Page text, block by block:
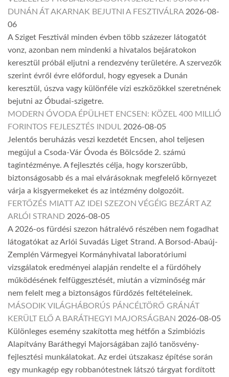
DUNÁN ÁT AKARNAK BEJUTNI A FESZTIVÁLRA 2026-08-
06
A Sziget Fesztivál minden évben több százezer látogatót
vonz, azonban nem mindenki a hivatalos bejáratokon
keresztül próbál eljutni a rendezvény területére. A szervezők
szerint évről évre előfordul, hogy egyesek a Dunán
keresztül, úszva vagy különféle vízi eszközökkel szeretnének
bejutni az Óbudai-szigetre.
MODERN ÓVODA ÉPÜLHET ENCSEN: KÖZEL 400 MILLIÓ
FORINTOS FEJLESZTÉS INDUL 2026-08-05
Jelentős beruházás veszi kezdetét Encsen, ahol teljesen
megújul a Csoda-Vár Óvoda és Bölcsőde 2. számú
tagintézménye. A fejlesztés célja, hogy korszerűbb,
biztonságosabb és a mai elvárásoknak megfelelő környezet
várja a kisgyermekeket és az intézmény dolgozóit.
FERTŐZÉS MIATT AZ IDEI SZEZON VÉGÉIG BEZÁRT AZ
ARLÓI STRAND 2026-08-05
A 2026-os fürdési szezon hátralévő részében nem fogadhat
látogatókat az Arlói Suvadás Liget Strand. A Borsod-Abaúj-
Zemplén Vármegyei Kormányhivatal laboratóriumi
vizsgálatok eredményei alapján rendelte el a fürdőhely
működésének felfüggesztését, miután a vízminőség már
nem felelt meg a biztonságos fürdőzés feltételeinek.
MÁSODIK VILÁGHÁBORÚS PÁNCÉLTÖRŐ GRÁNÁT
KERÜLT ELŐ A BARÁTHEGYI MAJORSÁGBAN 2026-08-05
Különleges esemény szakította meg hétfőn a Szimbiózis
Alapítvány Baráthegyi Majorságában zajló tanösvény-
fejlesztési munkálatokat. Az erdei útszakasz építése során
egy munkagép egy robbanótestnek látszó tárgyat fordított